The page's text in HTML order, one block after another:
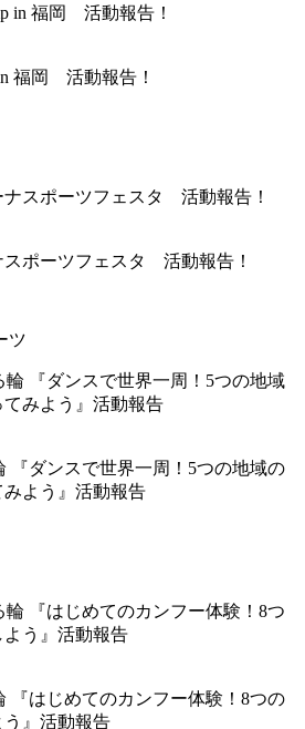
福岡 活動報告！
スポーツフェスタ 活動報告！
ツ
『ダンスで世界一周！5つの地域の
よう』活動報告
『はじめてのカンフー体験！8つの
』活動報告